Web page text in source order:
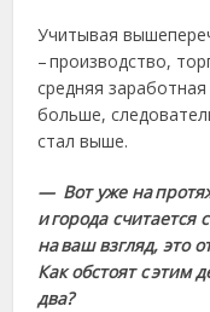
Учитывая
– производство,
средняя
больше,
стал выше.
— Вот уже на
и города
на ваш взгляд, это
Как обстоят с этим
два?